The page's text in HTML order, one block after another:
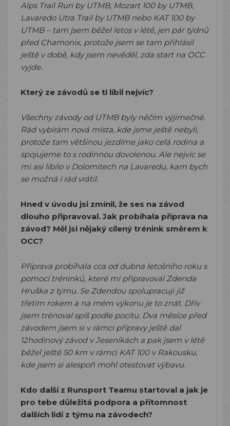
Alps Trail Run by UTMB, Mozart 100 by UTMB,
Lavaredo Utra Trail by UTMB nebo KAT 100 by
UTMB – tam jsem běžel letos v létě, jen pár týdnů
před Chamonix, protože jsem se tam přihlásil
ještě v době, kdy jsem nevěděl, zda start na OCC
vyjde.
Který ze závodů se ti líbil nejvíc?
Všechny závody od UTMB byly něčím výjimečné.
Rád vybírám nová místa, kde jsme ještě nebyli,
protože tam většinou jezdíme jako celá rodina a
spojujeme to s rodinnou dovolenou. Ale nejvíc se
mi asi líbilo v Dolomitech na Lavaredu, kam bych
se možná i rád vrátil.
Hned v úvodu jsi zmínil, že ses na závod
dlouho připravoval. Jak probíhala příprava na
závod? Měl jsi nějaký cílený trénink směrem k
OCC?
Příprava probíhala cca od dubna letošního roku s
pomocí tréninků, které mi připravoval Zdenda
Hruška z týmu. Se Zdendou spolupracuji již
třetím rokem a na mém výkonu je to znát. Dřív
jsem trénoval spíš podle pocitu. Dva měsíce před
závodem jsem si v rámci přípravy ještě dal
12hodinový závod v Jeseníkách a pak jsem v létě
běžel ještě 50 km v rámci KAT 100 v Rakousku,
kde jsem si alespoň mohl otestovat výbavu.
Kdo další z Runsport Teamu startoval a jak je
pro tebe důležitá podpora a přítomnost
dalších lidí z týmu na závodech?